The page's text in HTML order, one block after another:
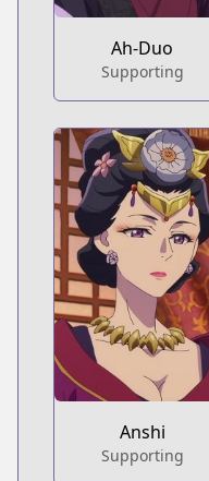
Ah-Duo
Supporting
Anshi
Supporting